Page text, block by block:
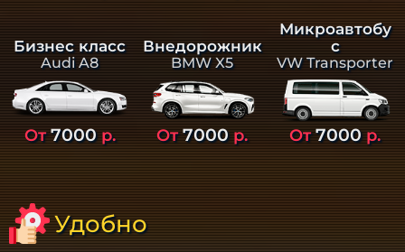
Бизнес класс
Audi A8
От7000р.
Внедорожник
BMW X5
От7000р.
Микроавтобу
с
VW Transporter
От7000р.
Удобно